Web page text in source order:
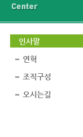
인사말
연혁
조직구성
오시는길